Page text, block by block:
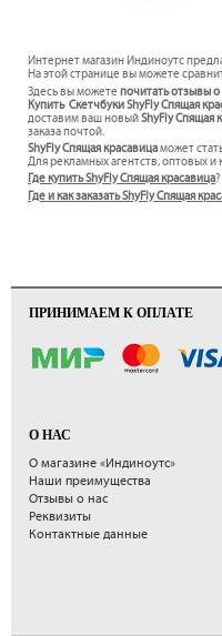
Интернет магазин Индиноутс
На этой странице вы можете
Здесь вы можете почитать отзывы о
Купить Скетчбуки ShyFly Спящая
доставим ваш новыйShyFly Спящая
заказа почтой.
ShyFly Спящая красавицаможет
Для рекламных агентств, оптовых
Где купить ShyFly Спящая красавица?
Где и как заказать ShyFly Спящая
ПРИНИМАЕМ К ОПЛАТЕ
О НАС
О магазине «Индиноутс»
Наши преимущества
Отзывы о нас
Реквизиты
Контактные данные